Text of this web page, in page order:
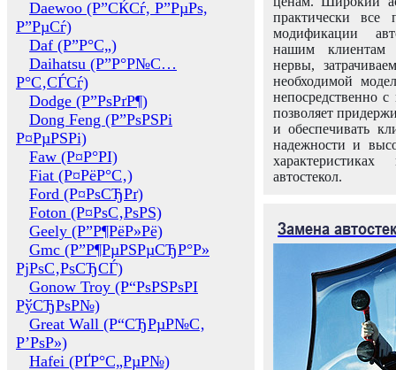
Daewoo (Р”СЌСѓ, Р”РµРѕ,
Р”РµСѓ)
Daf (Р”Р°С„)
Daihatsu (Р”Р°Р№С…
Р°С‚СЃСѓ)
Dodge (Р”РѕРґР¶)
Dong Feng (Р”РѕРЅРі
Р¤РµРЅРі)
Faw (Р¤Р°РІ)
Fiat (Р¤РёР°С‚)
Ford (Р¤РѕСЂРґ)
Foton (Р¤РѕС‚РѕРЅ)
Geely (Р”Р¶РёР»Рё)
Gmc (Р”Р¶РµРЅРµСЂР°Р»
РјРѕС‚РѕСЂСЃ)
Gonow Troy (Р“РѕРЅРѕРІ
РўСЂРѕР№)
Great Wall (Р“СЂРµР№С‚
Р’РѕР»)
Hafei (РҐР°С„РµР№)
практически все
модификации
нашим клиентам
нервы,
необходимой
непосредственно
позволяет
и обеспечивать
надежности и
автостекол.
Замена